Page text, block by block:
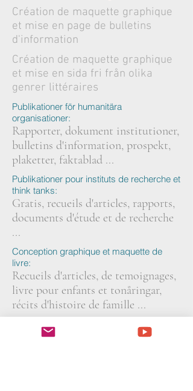
Création de maquette graphique
et mise en page de bulletins
d'information
Création de maquette graphique
et mise en sida fri från olika
genrer littéraires
Publikationer för humanitära
organisationer:
Rapporter, dokument institutioner,
bulletins d'information, prospekt,
plaketter, faktablad ...
Publikationer pour instituts de recherche et
think tanks:
Gratis, recueils d'articles, rapports,
documents d'étude et de recherche
...
Conception graphique et maquette de
livre:
Recueils d'articles, de temoignages,
livre pour enfants et tonåringar,
récits d'histoire de famille ...
Evénementiel:
Kakémonos, banderoles, affiches,